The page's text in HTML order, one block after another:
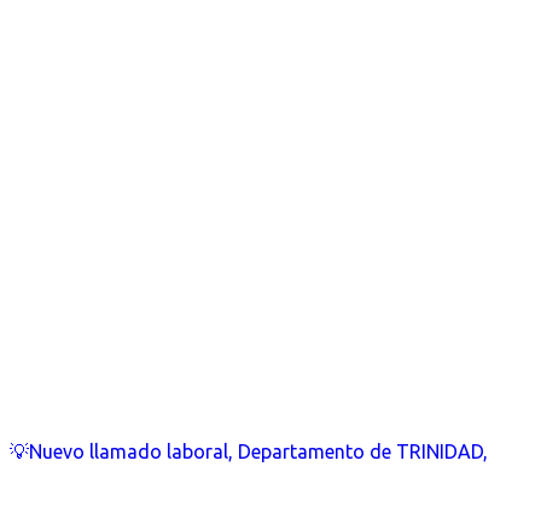
💡Nuevo llamado laboral, Departamento de TRINIDAD,